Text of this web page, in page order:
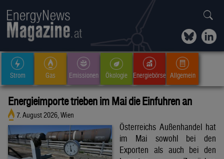
Strom Gas Emissionen Ökologie Energiebörse Allgemein
Energieimporte trieben im Mai die Einfuhren an
7. August 2026, Wien
Österreichs Außenhandel hat
im Mai sowohl bei den
Exporten als auch bei den